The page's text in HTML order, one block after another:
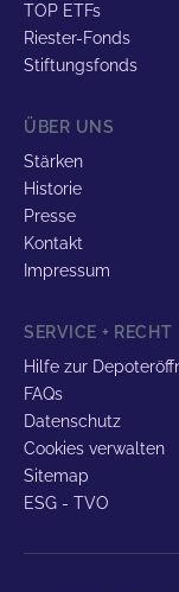
TOP ETFs
Riester-Fonds
Stiftungsfonds
ÜBER UNS
Stärken
Historie
Presse
Kontakt
Impressum
SERVICE + RECHT
Hilfe zur
FAQs
Datenschutz
Cookies verwalten
Sitemap
ESG - TVO